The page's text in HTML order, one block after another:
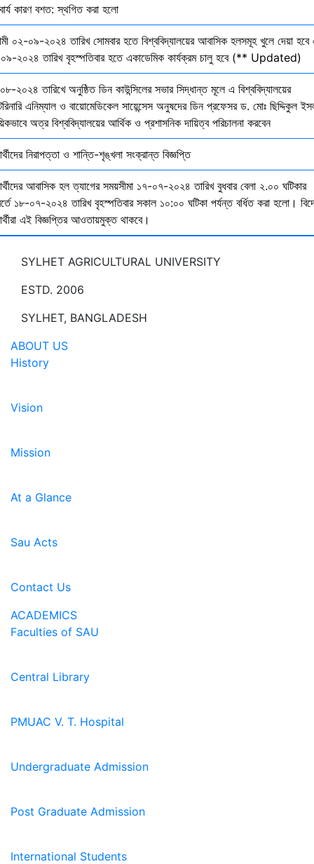
কারণ বশত: স্থগিত করা হলো
০২-০৯-২০২৪ তারিখ সোমবার হতে বিশ্ববিদ্যালয়ের আবাসিক হলসমূহ খুলে দেয়া হবে
২০২৪ তারিখ বৃহস্পতিবার হতে একাডেমিক কার্যক্রম চালু হবে (** Updated)
২০২৪ তারিখে অনুষ্ঠিত ডিন কাউন্সিলের সভার সিদ্ধান্ত মূলে এ বিশ্ববিদ্যালয়ের
এনিম্যাল ও বায়োমেডিকেল সায়েন্সেস অনুষদের ডিন প্রফেসর ড. মোঃ ছিদ্দিকুল
অত্র বিশ্ববিদ্যালয়ের আর্থিক ও প্রশাসনিক দায়িত্ব পরিচালনা করবেন
নিরাপত্তা ও শান্তি-শৃঙ্খলা সংক্রান্ত বিজ্ঞপ্তি
আবাসিক হল ত্যাগের সময়সীমা ১৭-০৭-২০২৪ তারিখ বুধবার বেলা ২.০০ ঘটিকার
১৮-০৭-২০২৪ তারিখ বৃহস্পতিবার সকাল ১০:০০ ঘটিকা পর্যন্ত বর্ধিত করা হলো।
এই বিজ্ঞপ্তির আওতায়মুক্ত থাকবে।
SYLHET AGRICULTURAL UNIVERSITY
ESTD. 2006
SYLHET, BANGLADESH
ABOUT US
History
Vision
Mission
At a Glance
Sau Acts
Contact Us
ACADEMICS
Faculties of SAU
Central Library
PMUAC V. T. Hospital
Undergraduate Admission
Post Graduate Admission
International Students